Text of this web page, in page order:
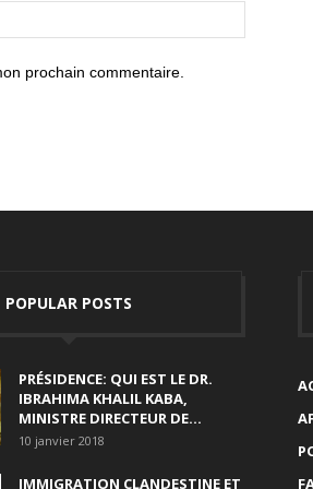
prochain commentaire.
POPULAR POSTS
PRÉSIDENCE: QUI EST LE DR.
IBRAHIMA KHALIL KABA,
MINISTRE DIRECTEUR DE...
10 janvier 2018
IMMIGRATION CLANDESTINE ET